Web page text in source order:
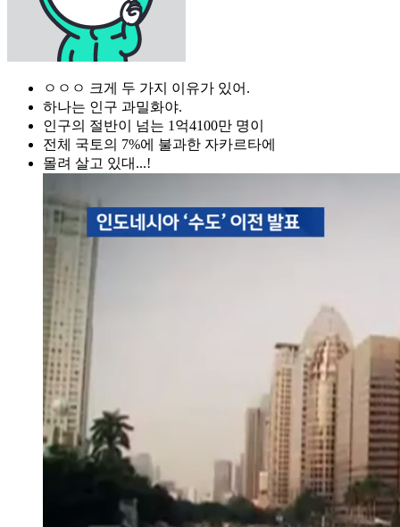
ㅇㅇㅇ 크게 두 가지 이유가 있어.
하나는 인구 과밀화야.
인구의 절반이 넘는 1억4100만 명이
전체 국토의 7%에 불과한 자카르타에
몰려 살고 있대...!